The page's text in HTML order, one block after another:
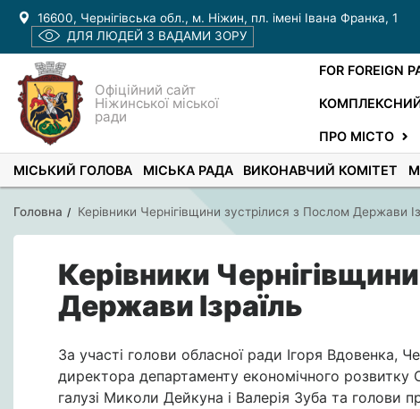
16600, Чернігівська обл., м. Ніжин, пл. імені Івана Франка, 1
ДЛЯ ЛЮДЕЙ З ВАДАМИ ЗОРУ
Офіційний сайт
Ніжинської міської
ради
FOR FOREIGN
ПРО МІСТО
МІСЬКИЙ ГОЛОВА МІСЬКА РАДА ВИКОНАВЧИЙ КОМІТЕТ
Головна Керівники Чернігівщини зустрілися з Послом Держави
Керівники
Держави Ізраїль
За участі голови обласної ради Ігоря Вдовенка,
директора департаменту економічного розвитку
галузі Миколи Дейкуна і Валерія Зуба та голови